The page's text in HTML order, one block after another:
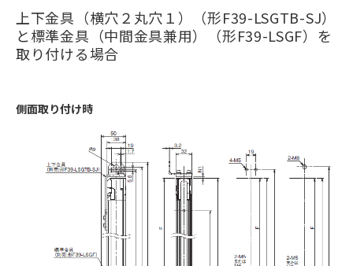
上下金具（横穴２丸穴１）（形F39-LSGTB-SJ）
と標準金具（中間金具兼用）（形F39-LSGF）を
取り付ける場合
側面取り付け時